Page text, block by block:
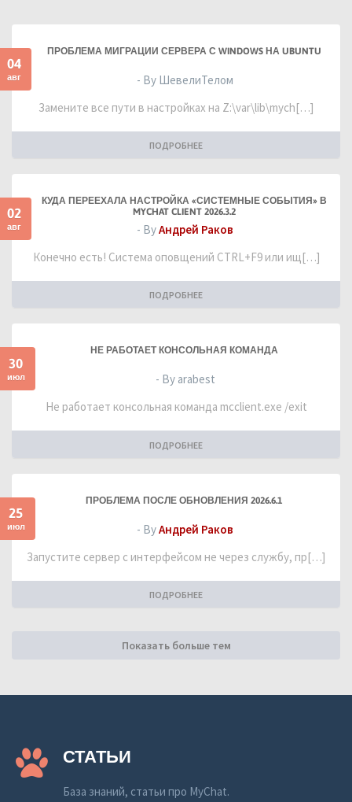
04
авг
ПРОБЛЕМА МИГРАЦИИ СЕРВЕРА С WINDOWS НА UBUNTU
- By ШевелиТелом
Замените все пути в настройках на Z:\var\lib\mych[…]
ПОДРОБНЕЕ
02
авг
КУДА ПЕРЕЕХАЛА НАСТРОЙКА «СИСТЕМНЫЕ СОБЫТИЯ» В
MYCHAT CLIENT 2026.3.2
- ByАндрей Раков
Конечно есть! Система оповщений CTRL+F9 или ищ[…]
ПОДРОБНЕЕ
30
июл
НЕ РАБОТАЕТ КОНСОЛЬНАЯ КОМАНДА
- By arabest
Не работает консольная команда mcclient.exe /exit
ПОДРОБНЕЕ
25
июл
ПРОБЛЕМА ПОСЛЕ ОБНОВЛЕНИЯ 2026.6.1
- ByАндрей Раков
Запустите сервер с интерфейсом не через службу, пр[…]
ПОДРОБНЕЕ
Показать больше тем
СТАТЬИ
База знаний, статьи про MyChat.